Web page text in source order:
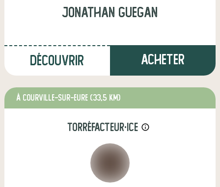
jonathan guegan
Découvrir Acheter
à COURVILLE-SUR-EURE (33,5 km)
torréfacteur·ice info_outline